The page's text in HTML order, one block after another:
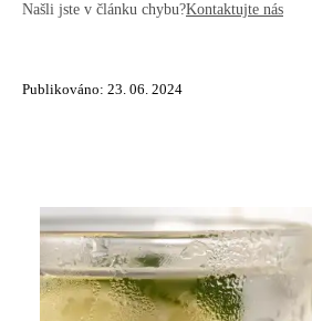
Našli jste v článku chybu?Kontaktujte nás
Publikováno: 23. 06. 2024